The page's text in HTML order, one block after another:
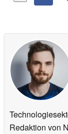
Redaktion von